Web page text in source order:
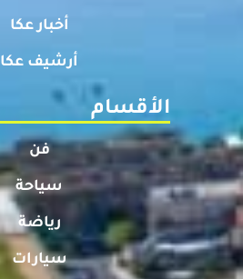
أخبار عكا
أرشيف عكا
الأقسام
فن
سياحة
رياضة
سيارات